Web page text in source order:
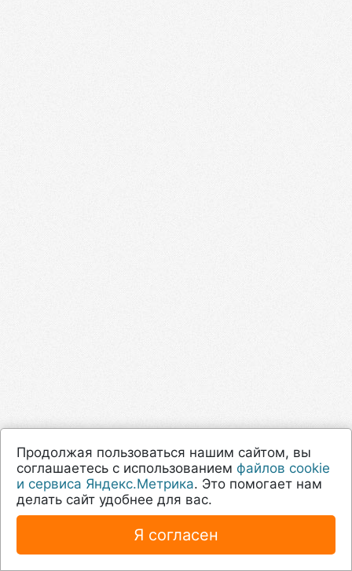
Продолжая пользоваться нашим сайтом, вы
соглашаетесь с использованием файлов cookie
и сервиса Яндекс.Метрика. Это помогает нам
делать сайт удобнее для вас.
Я согласен